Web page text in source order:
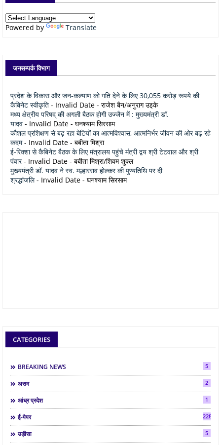
Powered by Translate
जनसम्पर्क विभाग
प्रदेश के विकास और जन-कल्याण को गति देने के लिए 30,055 करोड़ रूपये की
कैबिनेट स्वीकृति - Invalid Date - राजेश बैन/अनुराग उइके
मध्य क्षेत्रीय परिषद् की अगली बैठक होगी उज्जैन में : मुख्यमंत्री डॉ.
यादव - Invalid Date - घनश्याम सिरसाम
कौशल प्रशिक्षण से बढ़ रहा बेटियों का आत्मविश्वास, आत्मनिर्भर जीवन की ओर बढ़ रहे
कदम- Invalid Date - बबीता मिश्रा
ई-रिक्शा से कैबिनेट बैठक के लिए मंत्रालय पहुंचे मंत्री द्वय श्री टेटवाल और श्री
पंवार- Invalid Date - बबीता मिश्रा/शिवम शुक्ल
मुख्यमंत्री डॉ. यादव ने स्व. मल्हारराव होल्कर की पुण्यतिथि पर दी
श्रद्धांजलि- Invalid Date - घनश्याम सिरसाम
CATEGORIES
BREAKING NEWS 5
असम 2
आंध्र प्रदेश 1
ई-पेपर 2286
उड़ीसा 5